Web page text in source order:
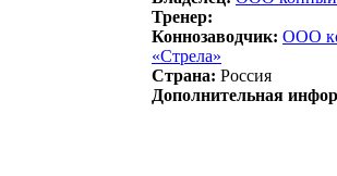
Тренер:
Коннозаводчик: ООО
«Cтрeлa»
Страна: Россия
Дополнительная